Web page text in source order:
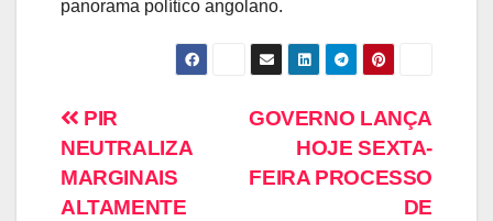
panorama político angolano.
GOVERNO LANÇA
HOJE SEXTA-
FEIRA PROCESSO
DE
PIR
NEUTRALIZA
MARGINAIS
ALTAMENTE